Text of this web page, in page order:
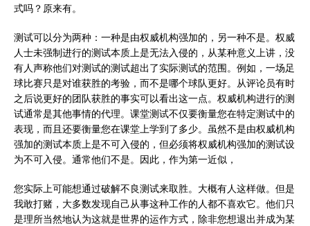
式吗？原来有。
测试可以分为两种：一种是由权威机构强加的，另一种不是。权威
人士未强制进行的测试本质上是无法入侵的，从某种意义上讲，没
有人声称他们对测试的测试超出了实际测试的范围。例如，一场足
球比赛只是对谁获胜的考验，而不是哪个球队更好。从评论员有时
之后说更好的团队获胜的事实可以看出这一点。权威机构进行的测
试通常是其他事情的代理。课堂测试不仅要衡量您在特定测试中的
表现，而且还要衡量您在课堂上学到了多少。虽然不是由权威机构
强加的测试本质上是不可入侵的，但必须将权威机构强加的测试设
为不可入侵。通常他们不是。因此，作为第一近似，
您实际上可能想通过破解不良测试来取胜。大概有人这样做。但是
我敢打赌，大多数发现自己从事这种工作的人都不喜欢它。他们只
是理所当然地认为这就是世界的运作方式，除非您想退出并成为某